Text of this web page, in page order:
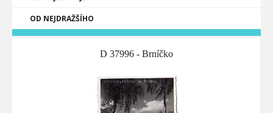
OD NEJDRAŽŠÍHO
D 37996 - Brníčko